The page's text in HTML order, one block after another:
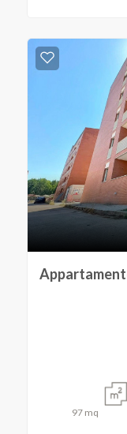
97 mq
3
5+
Camere
minime